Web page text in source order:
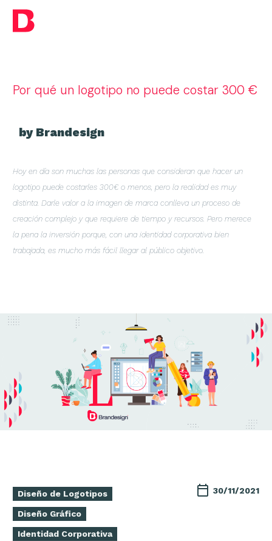
Por qué un logotipo no puede costar 300 €
by Brandesign
Hoy en día son muchas las personas que consideran que hacer un
logotipo puede costarles 300€ o menos, pero la realidad es muy
distinta. Darle valor a la imagen de marca conlleva un proceso de
creación complejo y que requiere de tiempo y recursos. Pero merece
la pena la inversión porque, con una identidad corporativa bien
trabajada, es mucho más fácil llegar al público objetivo.
Diseño de Logotipos
Diseño Gráfico
Identidad Corporativa
30/11/2021